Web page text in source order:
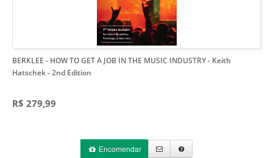
BERKLEE - HOW TO GET A JOB IN THE MUSIC INDUSTRY - Keith
Hatschek- 2nd Edition
R$ 279,99
Encomendar